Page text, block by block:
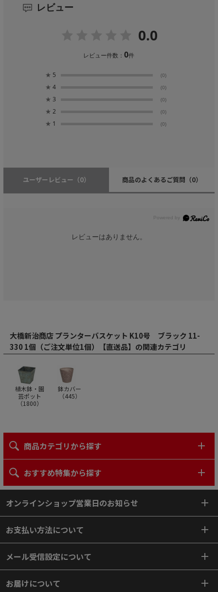
レビュー
0.0
レビュー件数：0件
★ 5 (0)
★ 4 (0)
★ 3 (0)
★ 2 (0)
★ 1 (0)
ユーザーレビュー （0） 商品のよくあるご質問 （0）
レビューはありません。
大橋新治商店 プランターバスケット K10号 ブラック 11-
330 1個（ご注文単位1個）【直送品】の関連カテゴリ
植木鉢・園
芸ポット
（1800）
鉢カバー
（445）
商品カテゴリから探す
おすすめ特集から探す
オンラインショップ営業日のお知らせ
お支払い方法について
メール受信設定について
お届けについて